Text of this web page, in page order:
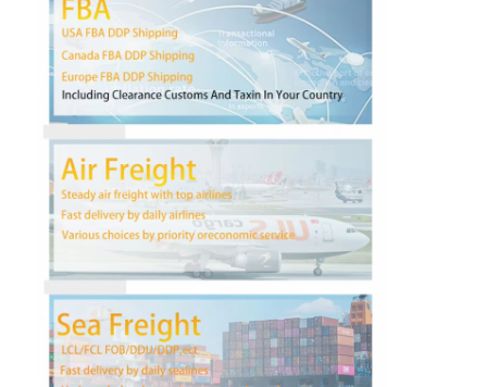
Contrôle de la qualité
Contact
Fret international en avant
Fret aérien en avant
fret maritime
DDP expédition de la Chine